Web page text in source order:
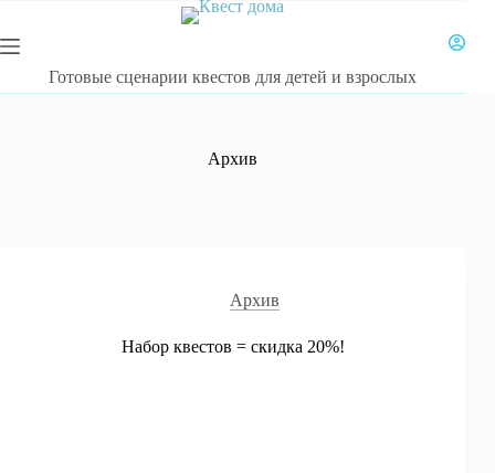
сути
Готовые сценарии квестов для детей и взрослых
Архив
Архив
Набор квестов = скидка 20%!